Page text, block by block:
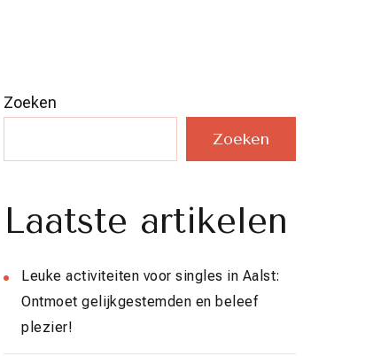
Zoeken
Zoeken
Laatste artikelen
Leuke activiteiten voor singles in Aalst:
Ontmoet gelijkgestemden en beleef
plezier!